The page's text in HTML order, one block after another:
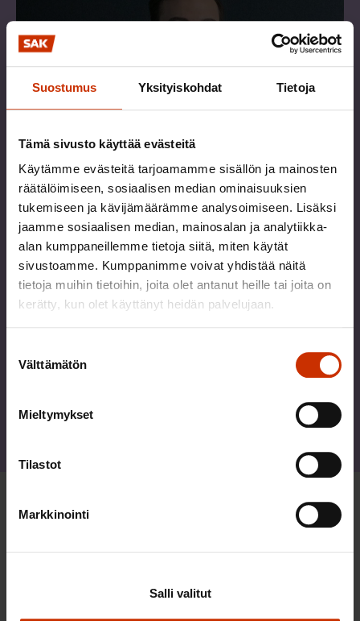
Suostumus Yksityiskohdat Tietoja
Tämä sivusto käyttää evästeitä
Käytämme evästeitä tarjoamamme sisällön ja mainosten
räätälöimiseen, sosiaalisen median ominaisuuksien
tukemiseen ja kävijämäärämme analysoimiseen. Lisäksi
jaamme sosiaalisen median, mainosalan ja analytiikka-
alan kumppaneillemme tietoja siitä, miten käytät
sivustoamme. Kumppanimme voivat yhdistää näitä
tietoja muihin tietoihin, joita olet antanut heille tai joita on
kerätty, kun olet käyttänyt heidän palvelujaan.
valinta
Välttämätön
Mieltymykset
Tilastot
Markkinointi
Salli valitut
Tatu Knuutila
Yhteiskuntapolitiikka
Lue lisää henkilöstä
TYÖMARKKINAKATSAUS